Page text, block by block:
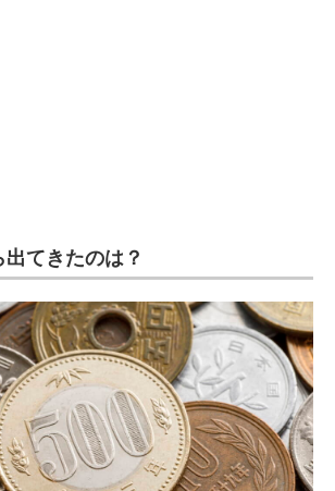
メディア
の最前線
ネットの話題
てきたのは？